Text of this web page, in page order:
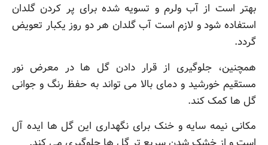
بهتر است از آب ولرم و تسویه شده برای پر کردن گلدان
استفاده شود و لازم است آب گلدان هر دو روز یکبار تعویض
گردد.
همچنین، جلوگیری از قرار دادن گل ها در معرض نور
مستقیم خورشید و دمای بالا می تواند به حفظ رنگ و جوانی
گل ها کمک کند.
مکانی نیمه سایه و خنک برای نگهداری این گل ها ایده آل